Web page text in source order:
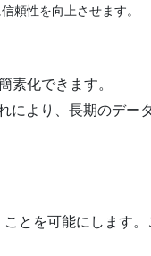
頼性を向上させます。
化できます。
により、長期のデー
とを可能にします